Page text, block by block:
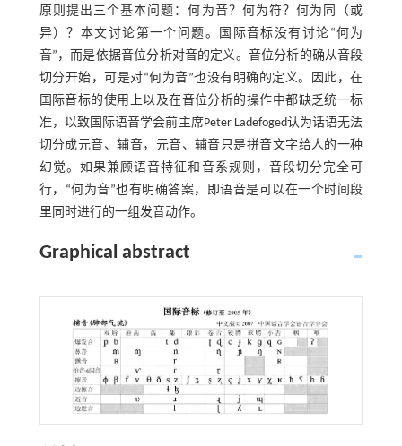
原则提出三个基本问题：何为音？何为符？何为同（或
异）？本文讨论第一个问题。国际音标没有讨论“何为
音”，而是依据音位分析对音的定义。音位分析的确从音段
切分开始，可是对“何为音”也没有明确的定义。因此，在
国际音标的使用上以及在音位分析的操作中都缺乏统一标
准，以致国际语音学会前主席Peter Ladefoged认为话语无法
切分成元音、辅音，元音、辅音只是拼音文字给人的一种
幻觉。如果兼顾语音特征和音系规则，音段切分完全可
行，“何为音”也有明确答案，即语音是可以在一个时间段
里同时进行的一组发音动作。
Graphical abstract